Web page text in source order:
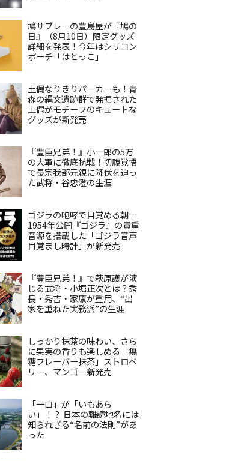
鳩サブレーの豊島屋が『鳩の
日』（8月10日）限定グッズ
詳細を発表！今年はシリコン
ポーチ「はとっこ」
土偶なりきりパーカーも！青
森の縄文遺跡群で発掘された
土偶がモチーフのキュートな
グッズが新発売
『豊臣兄弟！』小一郎の5万
の大軍に徹底抗戦！切腹覚悟
で長宗我部元親に降伏を迫っ
た武将・谷忠澄の生涯
ゴジラの咆哮で目覚める朝…
1954年公開『ゴジラ』の貴重
音源を搭載した「ゴジラ音声
目覚まし時計」が新発売
『豊臣兄弟！』で萩原護が演
じる武将・小堀正次とは？秀
長・秀吉・家康が重用、“出
家を重ねた実務派”の生涯
しっかり抹茶の味わい、さら
に果実の香りも楽しめる「無
糖フレーバー抹茶」ストロベ
リー、マンゴー新発売
「一口」が「いもあら
い」！？ 日本の難読地名には
知られざる“名前の法則”があ
った